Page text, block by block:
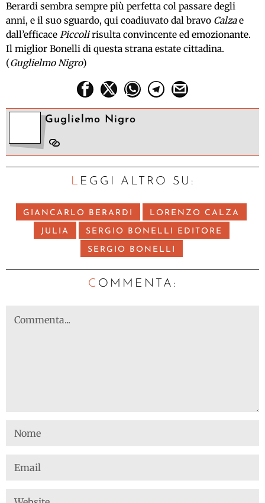
Berardi sembra sempre più perfetta col passare degli
anni, e il suo sguardo, qui coadiuvato dal bravo Calzae
dall’efficace Piccolirisulta convincente ed emozionante.
Il miglior Bonelli di questa strana estate cittadina.
(Guglielmo Nigro)
Guglielmo Nigro
LEGGI ALTRO SU:
GIANCARLO BERARDI LORENZO CALZA
JULIA SERGIO BONELLI EDITORE
SERGIO BONELLI
C OMMENTA: